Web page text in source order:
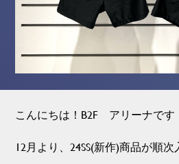
こんにちは！B2F アリーナです
12月より、24SS(新作)商品が順